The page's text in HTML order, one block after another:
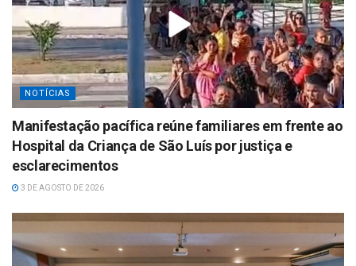
NOTÍCIAS
Manifestação pacífica reúne familiares em frente ao
Hospital da Criança de São Luís por justiça e
esclarecimentos
3 DE AGOSTO DE 2026